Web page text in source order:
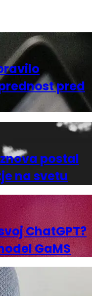
pred
postal
na svetu
ChatGPT?
GaMS